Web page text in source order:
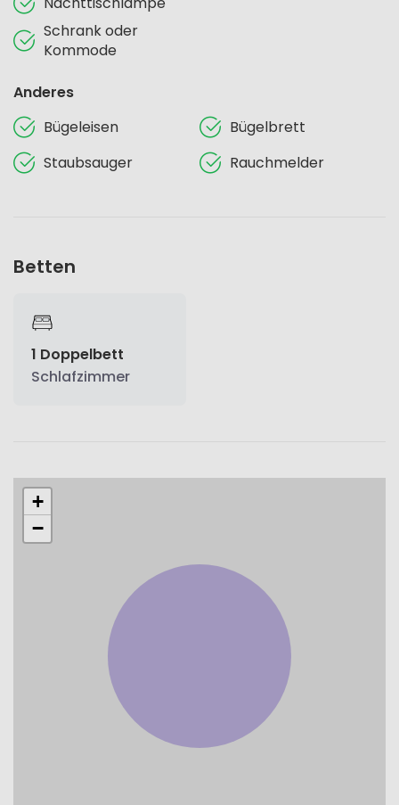
Schrank oder
Kommode
Anderes
Bügeleisen
Bügelbrett
Staubsauger
Rauchmelder
Betten
1 Doppelbett
Schlafzimmer
Wann möchtest du einziehen?
Dieses Inserat repräsentiert 3 baugleiche Apartments
+
−